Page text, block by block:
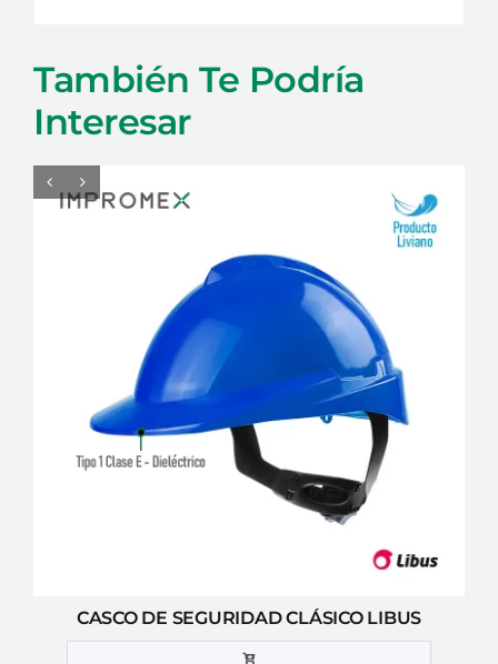
También Te Podría
Interesar
CASCO DE SEGURIDAD CLÁSICO LIBUS